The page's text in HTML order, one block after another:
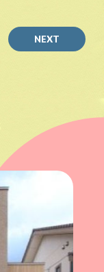
NEXT